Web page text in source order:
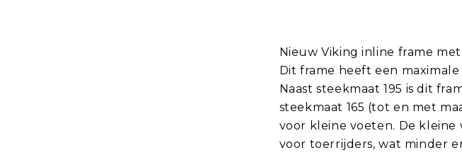
Nieuw Viking inline frame
Dit frame heeft een
Naast steekmaat 195 is dit
steekmaat 165 (tot en met
voor kleine voeten. De kleine
voor toerrijders, wat minder